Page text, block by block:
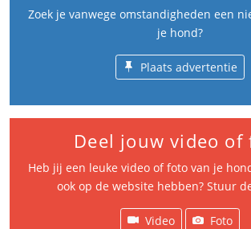
Zoek je vanwege omstandigheden een
je hond?
Plaats advertentie
Deel jouw video of
Heb jij een leuke video of foto van je
ook op de website hebben? Stuur
Video Foto